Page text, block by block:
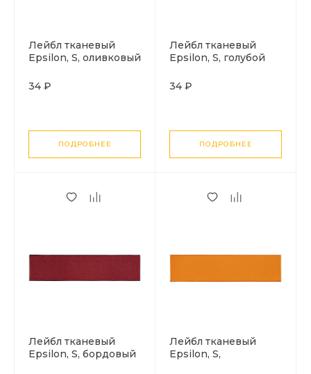
Лейбл тканевый
Epsilon, S, оливковый
34 ₽
ПОДРОБНЕЕ
Лейбл тканевый
Epsilon, S, голубой
34 ₽
ПОДРОБНЕЕ
Лейбл тканевый
Epsilon, S, бордовый
Лейбл тканевый
Epsilon, S,